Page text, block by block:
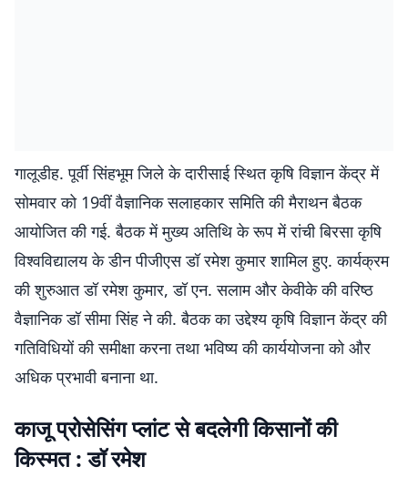
गालूडीह. पूर्वी सिंहभूम जिले के दारीसाई स्थित कृषि विज्ञान केंद्र में
सोमवार को 19वीं वैज्ञानिक सलाहकार समिति की मैराथन बैठक
आयोजित की गई. बैठक में मुख्य अतिथि के रूप में रांची बिरसा कृषि
विश्वविद्यालय के डीन पीजीएस डॉ रमेश कुमार शामिल हुए. कार्यक्रम
की शुरुआत डॉ रमेश कुमार, डॉ एन. सलाम और केवीके की वरिष्ठ
वैज्ञानिक डॉ सीमा सिंह ने की. बैठक का उद्देश्य कृषि विज्ञान केंद्र की
गतिविधियों की समीक्षा करना तथा भविष्य की कार्ययोजना को और
अधिक प्रभावी बनाना था.
काजू प्रोसेसिंग प्लांट से बदलेगी किसानों की
किस्मत : डॉ रमेश